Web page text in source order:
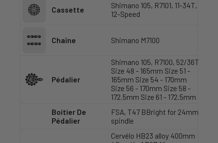
Cassette
Shimano 105, R7101, 11-34T,
12-Speed
Chaîne Shimano M7100
Pédalier
Shimano 105, R7100, 52/36T
Size 48 - 165mm Size 51 -
165mm Size 54 - 170mm
Size 56 - 170mm Size 58 -
172.5mm Size 61 - 172.5mm
Boitier De
Pédalier
FSA, T47 BBright for 24mm
spindle
Cervélo HB23 alloy 400mm